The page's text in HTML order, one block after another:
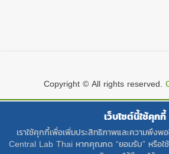
เว็บไซต์นี้ใช้คุกกี้
เราใช้คุกกี้เพื่อเพิ่มประสิทธิภาพและความพึงพอ
Central Lab Thai หากคุณกด “ยอมรับ” หรือใช้
Copyright © All rights reserved.